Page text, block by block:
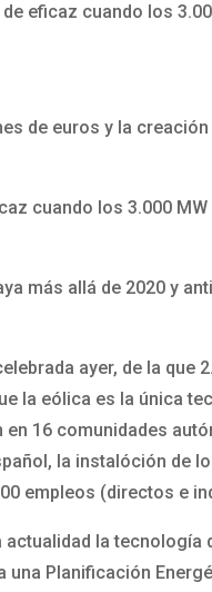
eficaz cuando los
de euros y la
cuando los 3.000
más allá de 2020 y
ayer, de la
la eólica es la única
16 comunidades
la instalóción de
empleos (directos e
la
Planificación